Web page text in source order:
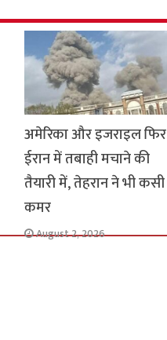
अमेरिका और इजराइल फिर
ईरान में तबाही मचाने की
तैयारी में, तेहरान ने भी कसी
कमर
August 2, 2026